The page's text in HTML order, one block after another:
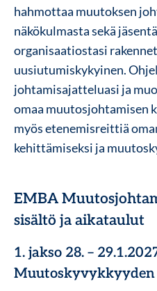
hahmottaa muutoksen
näkökulmasta sekä
organisaatiostasi
uusiutumiskykyinen.
johtamisajatteluasi ja
omaa muutosjohtamisen
myös etenemisreittiä
kehittämiseksi ja
EMBA
sisältö ja aikataulut
1. jakso 28. –